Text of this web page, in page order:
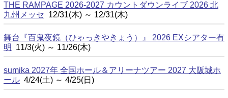
THE RAMPAGE 2026-2027 カウントダウンライブ 2026 北
九州メッセ 12/31(木) ～ 12/31(木)
舞台『百鬼夜鏡（ひゃっきやきょう）』 2026 EXシアター有
明
11/3(火) ～ 11/26(木)
sumika 2027年 全国ホール＆アリーナツアー 2027 大阪城ホ
ール 4/24(土) ～ 4/25(日)